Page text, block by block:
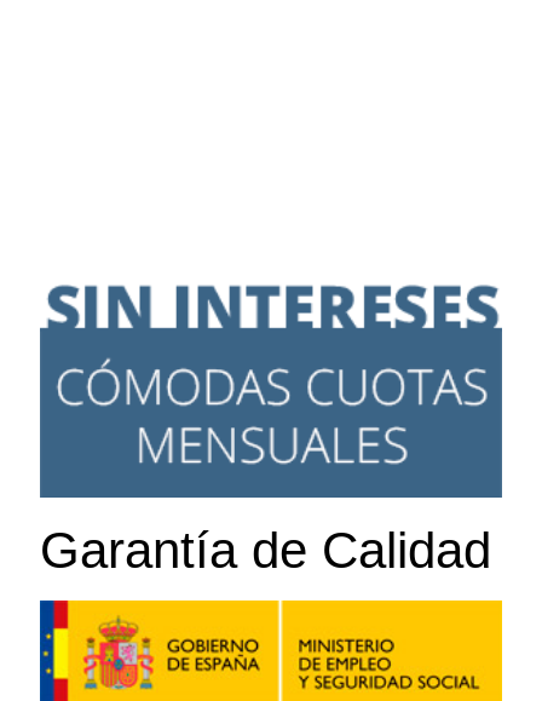
Garantía de Calidad